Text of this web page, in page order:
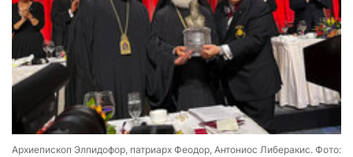
Архиепископ Элпидофор, патриарх Феодор, Антониос Либеракис. Фото: